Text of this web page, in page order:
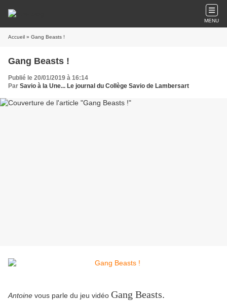
MENU
Accueil » Gang Beasts !
Gang Beasts !
Publié le 20/01/2019 à 16:14
Par Savio à la Une... Le journal du Collège Savio de Lambersart
Antoine vous parle du jeu vidéo Gang Beasts.